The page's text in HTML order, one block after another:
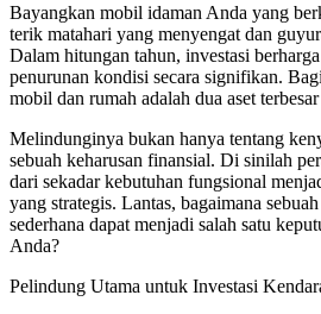
Bayangkan mobil idaman Anda yang
terik matahari yang menyengat dan
Dalam hitungan tahun, investasi
penurunan kondisi secara signifikan.
mobil dan rumah adalah dua aset
Melindunginya bukan hanya tentang
sebuah keharusan finansial. Di sinilah
dari sekadar kebutuhan fungsional
yang strategis. Lantas, bagaimana
sederhana dapat menjadi salah satu
Anda?
Pelindung Utama untuk Investasi